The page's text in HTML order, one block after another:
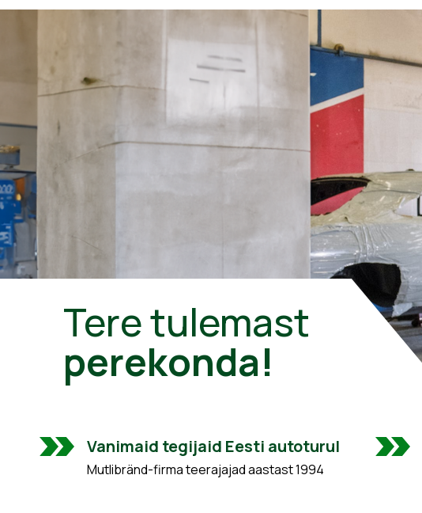
Tere tulemast
perekonda!
Vanimaid tegijaid Eesti autoturul
Mutlibränd-firma teerajajad aastast 1994